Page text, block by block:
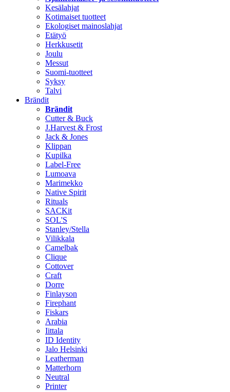
Kesälahjat
Kotimaiset tuotteet
Ekologiset mainoslahjat
Etätyö
Herkkusetit
Joulu
Messut
Suomi-tuotteet
Syksy
Talvi
Brändit
Brändit
Cutter & Buck
J.Harvest & Frost
Jack & Jones
Klippan
Kupilka
Label-Free
Lumoava
Marimekko
Native Spirit
Rituals
SACKit
SOL'S
Stanley/Stella
Vilikkala
Camelbak
Clique
Cottover
Craft
Dorre
Finlayson
Firephant
Fiskars
Arabia
Iittala
ID Identity
Jalo Helsinki
Leatherman
Matterhorn
Neutral
Printer